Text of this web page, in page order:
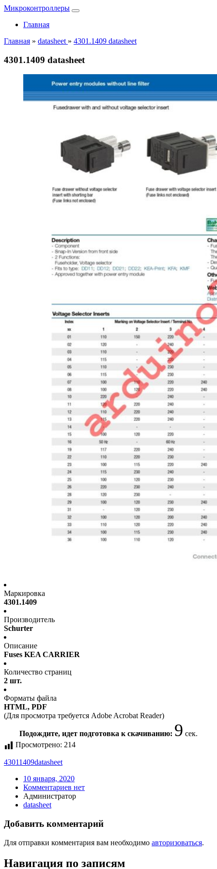
Микроконтроллеры
Главная
Главная » datasheet » 4301.1409 datasheet
4301.1409 datasheet
Маркировка
4301.1409
Производитель
Schurter
Описание
Fuses KEA CARRIER
Количество страниц
2 шт.
Форматы файла
HTML, PDF
(Для просмотра требуется Adobe Acrobat Reader)
Подождите, идет подготовка к скачиванию: 9 сек.
Просмотрено: 214
43011409datasheet
10 января, 2020
Комментариев нет
Администратор
datasheet
Добавить комментарий
Для отправки комментария вам необходимо авторизоваться.
Навигация по записям